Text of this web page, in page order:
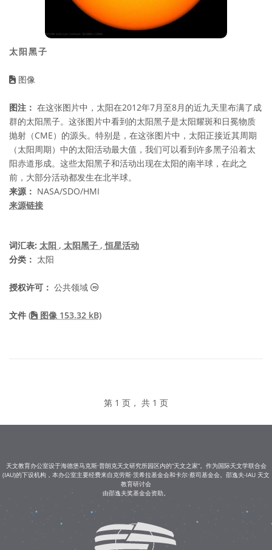
太阳黑子
图像
图注： 在这张图片中，太阳在2012年7月至8月的近九天里布满了成
群的太阳黑子。这张图片中看到的太阳黑子是太阳耀斑和日冕物质
抛射（CME）的源头。特别是，在这张图片中，太阳正接近其周期
（太阳周期）中的太阳活动最大值，我们可以看到许多黑子沿着太
阳赤道形成。这些太阳黑子和活动出现在太阳的南半球，在此之
前，大部分活动都发生在北半球。
来源： NASA/SDO/HMI
来源链接
词汇表: 太阳 , 太阳黑子 , 恒星活动
分类： 太阳
授权许可： 公共领域 公共领域 图标
文件 ( 图像 153.32 kB)
第 1 页， 共 1 页
天文教育办公室设于海德堡马克斯·普朗克天文研究所园区内的“天文之家”。作为国际天文学联合会
(IAU)的下设机构，本办公室主要经费来自克劳斯·茨希拉基金会和卡尔·蔡司基金会。邵逸夫-IAU 天文
教育研讨会
由邵逸夫奖基金会资助。